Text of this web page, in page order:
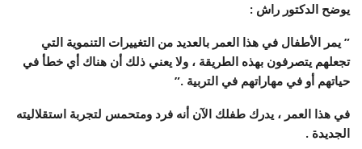
يوضح الدكتور راش :
” يمر الأطفال في هذا العمر بالعديد من التغييرات التنموية التي
تجعلهم يتصرفون بهذه الطريقة ، ولا يعني ذلك أن هناك أي خطأ في
حياتهم أو في مهاراتهم في التربية .”
في هذا العمر ، يدرك طفلك الآن أنه فرد ومتحمس لتجربة استقلاليته
الجديدة .